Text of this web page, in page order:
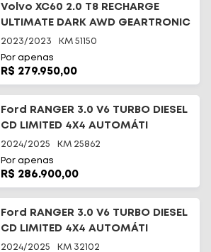
Volvo XC60 2.0 T8 RECHARGE
ULTIMATE DARK AWD GEARTRONIC
2023/2023 KM 51150
Por apenas
R$ 279.950,00
Ford RANGER 3.0 V6 TURBO DIESEL
CD LIMITED 4X4 AUTOMÁTI
2024/2025 KM 25862
Por apenas
R$ 286.900,00
Ford RANGER 3.0 V6 TURBO DIESEL
CD LIMITED 4X4 AUTOMÁTI
2024/2025 KM 32102